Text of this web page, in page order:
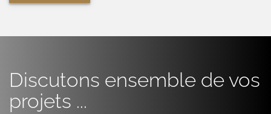
Discutons ensemble de vos
projets ...